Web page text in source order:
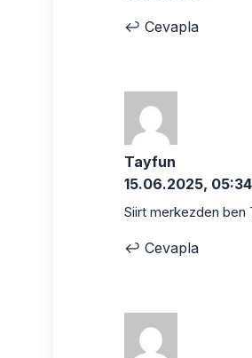
↩ Cevapla
Tayfun
15.06.2025, 05:34
Siirt merkezden ben
↩ Cevapla